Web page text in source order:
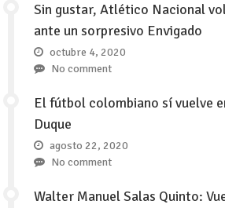
Sin gustar, Atlético Nacional
ante un sorpresivo Envigado
octubre 4, 2020
No comment
El fútbol colombiano sí vuelve
Duque
agosto 22, 2020
No comment
Walter Manuel Salas Quinto: